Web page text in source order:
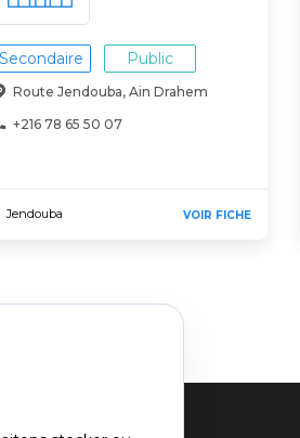
Secondaire Public
Route Jendouba, Ain Drahem
+216 78 65 50 07
Jendouba VOIR FICHE